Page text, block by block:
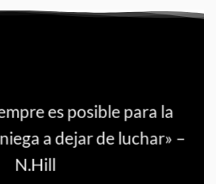
es posible para la
a dejar de luchar» –
N.Hill